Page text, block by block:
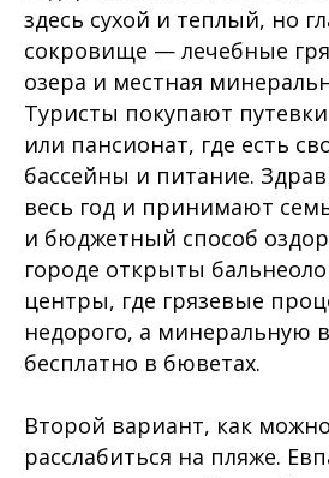
здесь сухой и теплый, но
сокровище — лечебные
озера и местная
Туристы покупают
или пансионат, где есть
бассейны и питание.
весь год и принимают
и бюджетный способ
городе открыты
центры, где грязевые
недорого, а минеральную
бесплатно в бюветах.
Второй вариант, как
расслабиться на пляже.